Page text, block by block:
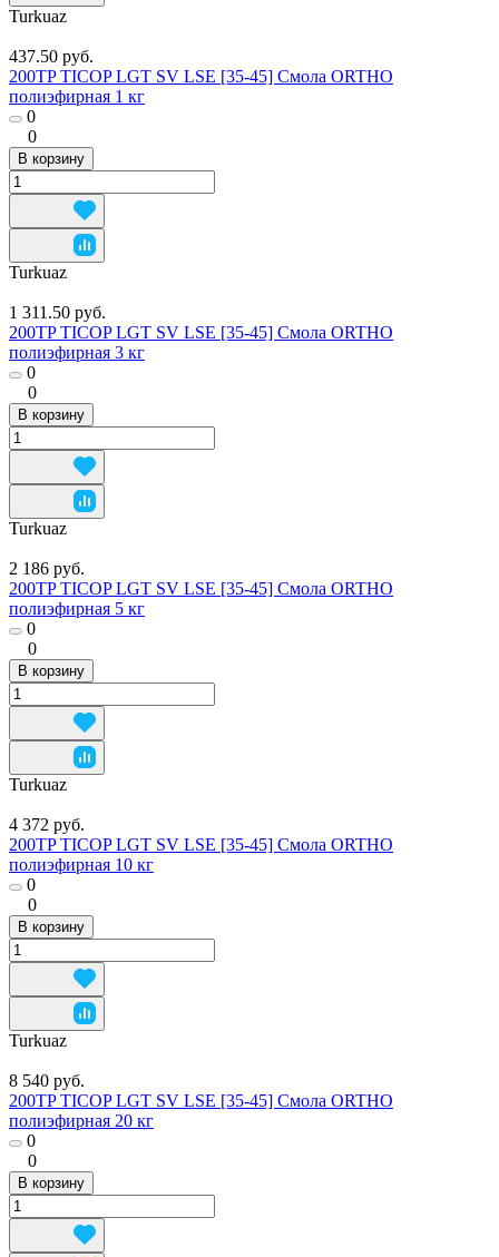
Turkuaz
437.50 руб.
200TP TICOP LGT SV LSE [35-45] Смола ORTHO
полиэфирная 1 кг
0
0
В корзину
Turkuaz
1 311.50 руб.
200TP TICOP LGT SV LSE [35-45] Смола ORTHO
полиэфирная 3 кг
0
0
В корзину
Turkuaz
2 186 руб.
200TP TICOP LGT SV LSE [35-45] Смола ORTHO
полиэфирная 5 кг
0
0
В корзину
Turkuaz
4 372 руб.
200TP TICOP LGT SV LSE [35-45] Смола ORTHO
полиэфирная 10 кг
0
0
В корзину
Turkuaz
8 540 руб.
200TP TICOP LGT SV LSE [35-45] Смола ORTHO
полиэфирная 20 кг
0
0
В корзину